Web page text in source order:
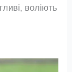
воліють